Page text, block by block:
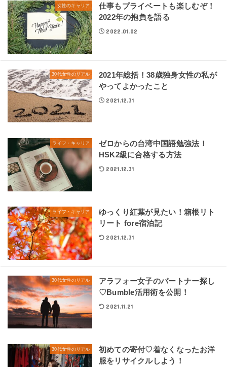
女性のキャリア
仕事もプライベートも楽しむぞ！
2022年の抱負を語る
2022.01.02
30代女性のリアル
2021年総括！38歳独身女性の私が
やってよかったこと
2021.12.31
ライフ・キャリア
ゼロからの台湾中国語勉強法！
HSK2級に合格する方法
2021.12.31
ライフ・キャリア
ゆっくり紅葉が見たい！箱根リト
リート fore宿泊記
2021.12.31
30代女性のリアル
アラフォー女子のパートナー探し
♡Bumble活用術を公開！
2021.11.21
30代女性のリアル
初めての寄付♡着なくなったお洋
服をリサイクルしよう！